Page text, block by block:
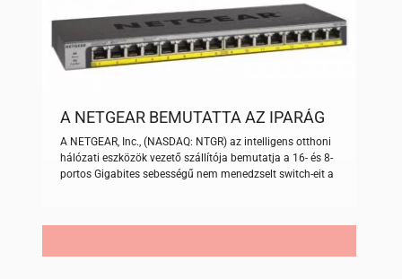
négyzetméteres helyen is, valamint nagy […]
A NETGEAR BEMUTATTA AZ IPARÁG
ELSŐ NEM MENEDZSELT PoE
SWITCH-ÉT
A NETGEAR, Inc., (NASDAQ: NTGR) az intelligens otthoni
hálózati eszközök vezető szállítója bemutatja a 16- és 8-
portos Gigabites sebességű nem menedzselt switch-eit a
egyszerűbben telepíthetik a PoE+ és a nagy teljesítményű